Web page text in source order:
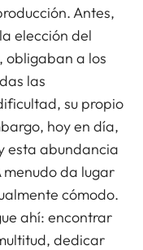
Antes,
elección del
obligaban a los
las
su propio
hoy en día,
esta abundancia
da lugar
cómodo.
ahí: encontrar
dedicar